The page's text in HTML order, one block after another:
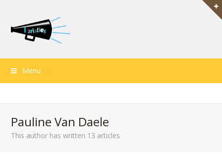
Menu
Pauline Van Daele
This author has written 13 articles